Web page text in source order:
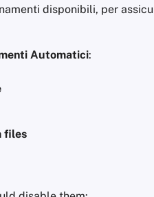
disponibili, per
Automatici:
files